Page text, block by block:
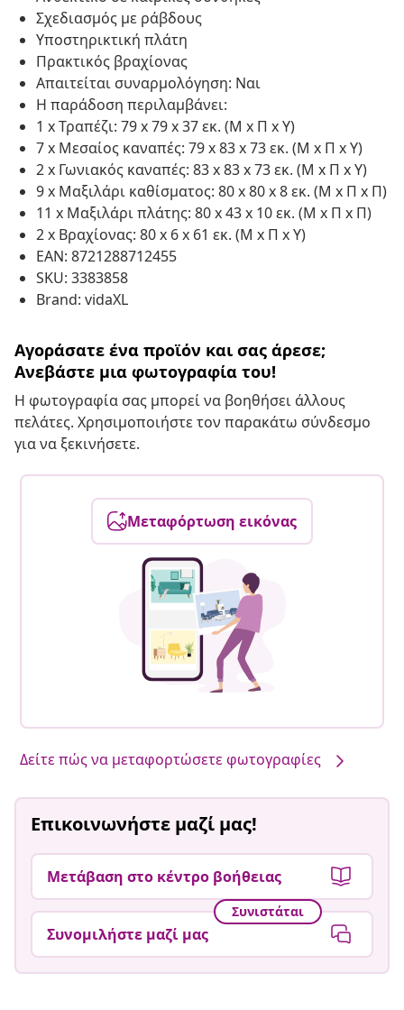
Σχεδιασμός με ράβδους
Υποστηρικτική πλάτη
Πρακτικός βραχίονας
Απαιτείται συναρμολόγηση: Ναι
Η παράδοση περιλαμβάνει:
1 x Τραπέζι: 79 x 79 x 37 εκ. (Μ x Π x Υ)
7 x Μεσαίος καναπές: 79 x 83 x 73 εκ. (Μ x Π x Υ)
2 x Γωνιακός καναπές: 83 x 83 x 73 εκ. (Μ x Π x Υ)
9 x Μαξιλάρι καθίσματος: 80 x 80 x 8 εκ. (Μ x Π x Π)
11 x Μαξιλάρι πλάτης: 80 x 43 x 10 εκ. (Μ x Π x Π)
2 x Βραχίονας: 80 x 6 x 61 εκ. (Μ x Π x Υ)
EAN: 8721288712455
SKU: 3383858
Brand: vidaXL
Αγοράσατε ένα προϊόν και σας άρεσε;
Ανεβάστε μια φωτογραφία του!
Η φωτογραφία σας μπορεί να βοηθήσει άλλους
πελάτες. Χρησιμοποιήστε τον παρακάτω σύνδεσμο
για να ξεκινήσετε.
Μεταφόρτωση εικόνας
Δείτε πώς να μεταφορτώσετε φωτογραφίες
Επικοινωνήστε μαζί μας!
Μετάβαση στο κέντρο βοήθειας
Συνιστάται
Συνομιλήστε μαζί μας